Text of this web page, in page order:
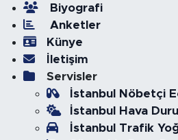
Biyografi
Anketler
Künye
İletişim
Servisler
İstanbul Nöbetçi
İstanbul Hava
İstanbul Trafik